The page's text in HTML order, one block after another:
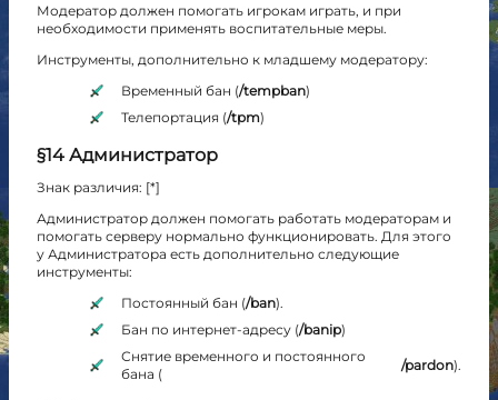
Модератор должен помогать игрокам играть, и при
необходимости применять воспитательные меры.
Инструменты, дополнительно к младшему модератору:
Временный бан (/tempban)
Телепортация (/tpm)
§14 Администратор
Знак различия: [*]
Администратор должен помогать работать модераторам и
помогать серверу нормально функционировать. Для этого
у Администратора есть дополнительно следующие
инструменты:
Постоянный бан (/ban).
Бан по интернет-адресу (/banip)
Снятие временного и постоянного
бана (
/pardon).